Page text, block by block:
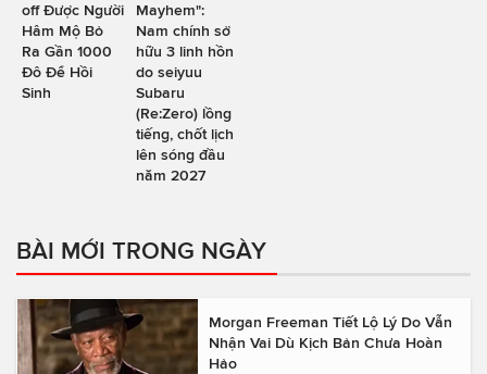
off Được Người
Hâm Mộ Bỏ
Ra Gần 1000
Đô Để Hồi
Sinh
Mayhem":
Nam chính sở
hữu 3 linh hồn
do seiyuu
Subaru
(Re:Zero) lồng
tiếng, chốt lịch
lên sóng đầu
năm 2027
BÀI MỚI TRONG NGÀY
Morgan Freeman Tiết Lộ Lý Do Vẫn
Nhận Vai Dù Kịch Bản Chưa Hoàn
Hảo